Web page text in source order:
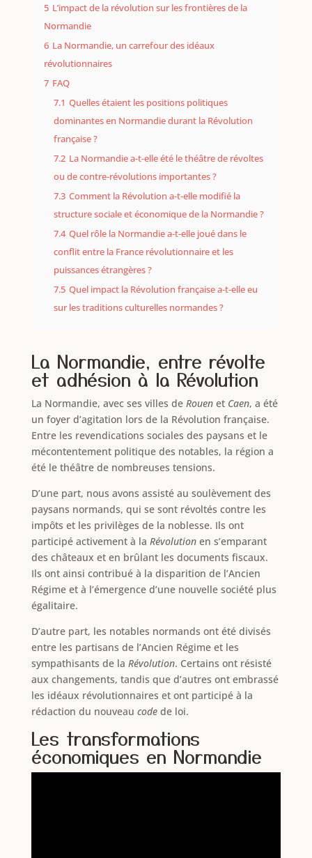
5 L’impact de la révolution sur les frontières de la
Normandie
6 La Normandie, un carrefour des idéaux
révolutionnaires
7 FAQ
7.1 Quelles étaient les positions politiques
dominantes en Normandie durant la Révolution
française ?
7.2 La Normandie a-t-elle été le théâtre de révoltes
ou de contre-révolutions importantes ?
7.3 Comment la Révolution a-t-elle modifié la
structure sociale et économique de la Normandie ?
7.4 Quel rôle la Normandie a-t-elle joué dans le
conflit entre la France révolutionnaire et les
puissances étrangères ?
7.5 Quel impact la Révolution française a-t-elle eu
sur les traditions culturelles normandes ?
La Normandie, entre révolte
et adhésion à la Révolution
La Normandie, avec ses villes de Rouenet Caen, a été
un foyer d’agitation lors de la Révolution française.
Entre les revendications sociales des paysans et le
mécontentement politique des notables, la région a
été le théâtre de nombreuses tensions.
D’une part, nous avons assisté au soulèvement des
paysans normands, qui se sont révoltés contre les
impôts et les privilèges de la noblesse. Ils ont
participé activement à la Révolutionen s’emparant
des châteaux et en brûlant les documents fiscaux.
Ils ont ainsi contribué à la disparition de l’Ancien
Régime et à l’émergence d’une nouvelle société plus
égalitaire.
D’autre part, les notables normands ont été divisés
entre les partisans de l’Ancien Régime et les
sympathisants de la Révolution. Certains ont résisté
aux changements, tandis que d’autres ont embrassé
les idéaux révolutionnaires et ont participé à la
rédaction du nouveau codede loi.
Les transformations
économiques en Normandie